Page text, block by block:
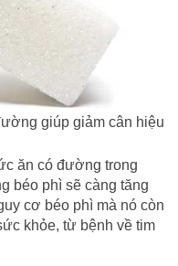
giúp giảm cân hiệu
ăn có đường trong
béo phì sẽ càng tăng
cơ béo phì mà nó còn
khỏe, từ bệnh về tim